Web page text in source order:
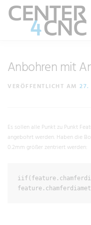
KONTAKT | SUPPORT
Anbohren mit
VERÖFFENTLICHT AM 27.
Es sollen alle Punkt zu Punkt
angebohrt werden. Haben die
0.2mm größer zentriert werden: